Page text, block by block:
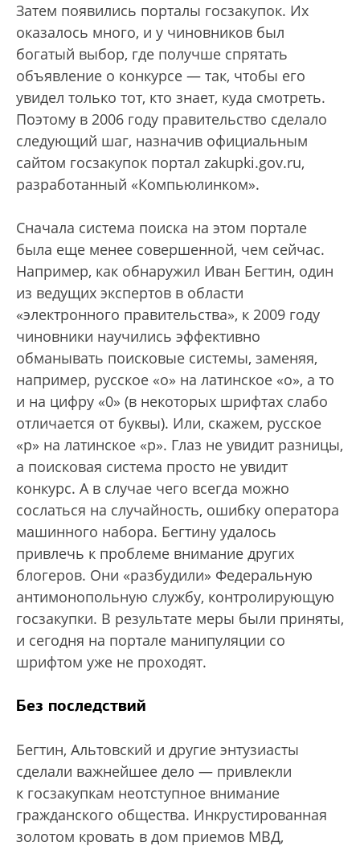
Затем появились порталы госзакупок. Их
оказалось много, и у чиновников был
богатый выбор, где получше спрятать
объявление о конкурсе — так, чтобы его
увидел только тот, кто знает, куда смотреть.
Поэтому в 2006 году правительство сделало
следующий шаг, назначив официальным
сайтом госзакупок портал zakupki.gov.ru,
разработанный «Компьюлинком».
Сначала система поиска на этом портале
была еще менее совершенной, чем сейчас.
Например, как обнаружил Иван Бегтин, один
из ведущих экспертов в области
«электронного правительства», к 2009 году
чиновники научились эффективно
обманывать поисковые системы, заменяя,
например, русское «о» на латинское «o», а то
и на цифру «0» (в некоторых шрифтах слабо
отличается от буквы). Или, скажем, русское
«р» на латинское «p». Глаз не увидит разницы,
а поисковая система просто не увидит
конкурс. А в случае чего всегда можно
сослаться на случайность, ошибку оператора
машинного набора. Бегтину удалось
привлечь к проблеме внимание других
блогеров. Они «разбудили» Федеральную
антимонопольную службу, контролирующую
госзакупки. В результате меры были приняты,
и сегодня на портале манипуляции со
шрифтом уже не проходят.
Без последствий
Бегтин, Альтовский и другие энтузиасты
сделали важнейшее дело — привлекли
к госзакупкам неотступное внимание
гражданского общества. Инкрустированная
золотом кровать в дом приемов МВД,